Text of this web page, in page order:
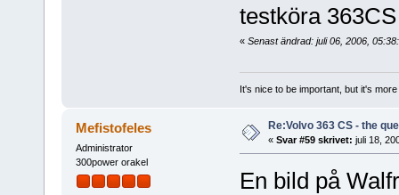
testköra
« Senast ändrad: juli 06, 2006,
It's nice to be important, but it's
Mefistofeles
Administrator
300power orakel
Re:Volvo 363 CS - the
« Svar #59 skrivet: juli 18,
En bild på